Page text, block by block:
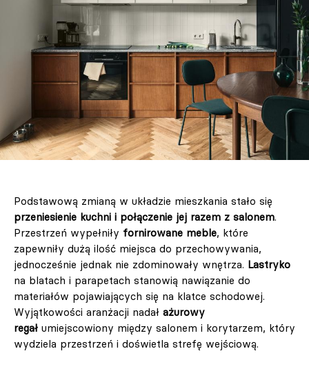
Podstawową zmianą w układzie mieszkania stało się
przeniesienie kuchni i połączenie jej razem z salonem.
Przestrzeń wypełniły fornirowane meble, które
zapewniły dużą ilość miejsca do przechowywania,
jednocześnie jednak nie zdominowały wnętrza. Lastryko
na blatach i parapetach stanowią nawiązanie do
materiałów pojawiających się na klatce schodowej.
Wyjątkowości aranżacji nadał ażurowy
regał umiejscowiony między salonem i korytarzem, który
wydziela przestrzeń i doświetla strefę wejściową.